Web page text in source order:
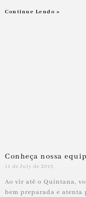
Continue Lendo »
Conheça nossa
11 de July de 2013
Ao vir até o Quintana,
bem preparada e